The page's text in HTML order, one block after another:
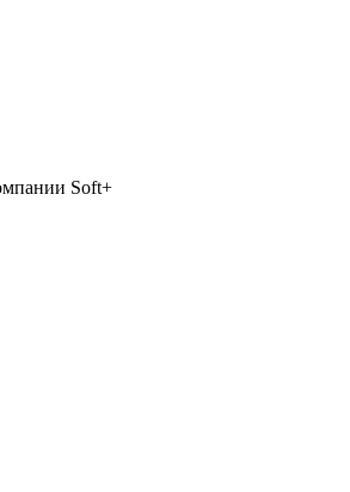
Soft+